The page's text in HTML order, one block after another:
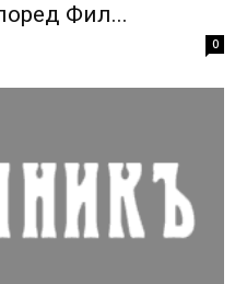
Фил...
0